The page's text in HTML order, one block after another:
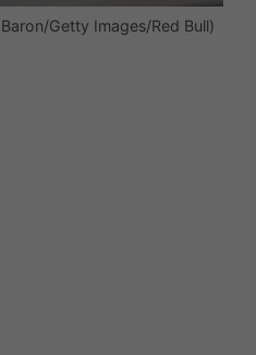
Getty Images/Red Bull)